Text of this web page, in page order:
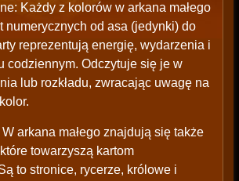
Każdy z kolorów w arkana małego
numerycznych od asa (jedynki) do
reprezentują energię, wydarzenia i
codziennym. Odczytuje się je w
lub rozkładu, zwracając uwagę na
arkana małego znajdują się także
towarzyszą kartom
to stronice, rycerze, królowe i